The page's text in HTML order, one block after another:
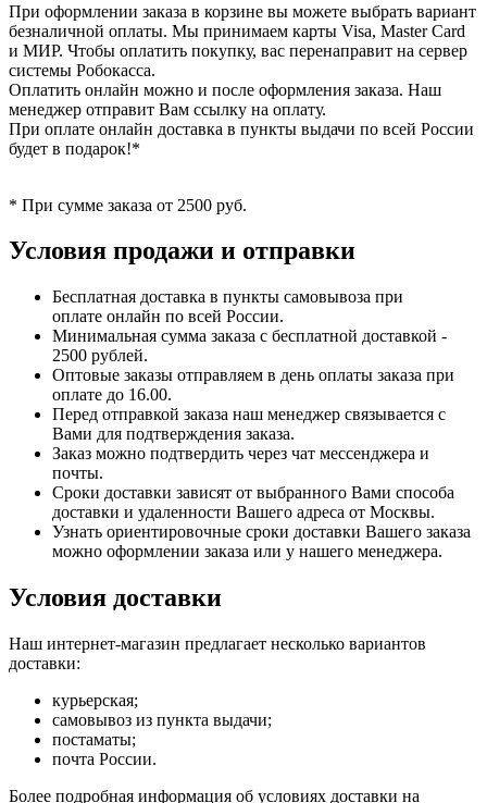
При оформлении заказа в корзине вы можете выбрать вариант
безналичной оплаты. Мы принимаем карты Visa, Master Card
и МИР. Чтобы оплатить покупку, вас перенаправит на сервер
системы Робокасса.
Оплатить онлайн можно и после оформления заказа. Наш
менеджер отправит Вам ссылку на оплату.
При оплате онлайн доставка в пункты выдачи по всей России
будет в подарок!*
* При сумме заказа от 2500 руб.
Условия продажи и отправки
Бесплатная доставка в пункты самовывоза при
оплате онлайн по всей России.
Минимальная сумма заказа с бесплатной доставкой -
2500 рублей.
Оптовые заказы отправляем в день оплаты заказа при
оплате до 16.00.
Перед отправкой заказа наш менеджер связывается с
Вами для подтверждения заказа.
Заказ можно подтвердить через чат мессенджера и
почты.
Сроки доставки зависят от выбранного Вами способа
доставки и удаленности Вашего адреса от Москвы.
Узнать ориентировочные сроки доставки Вашего заказа
можно оформлении заказа или у нашего менеджера.
Условия доставки
Наш интернет-магазин предлагает несколько вариантов
доставки:
курьерская;
самовывоз из пункта выдачи;
постаматы;
почта России.
Более подробная информация об условиях доставки на